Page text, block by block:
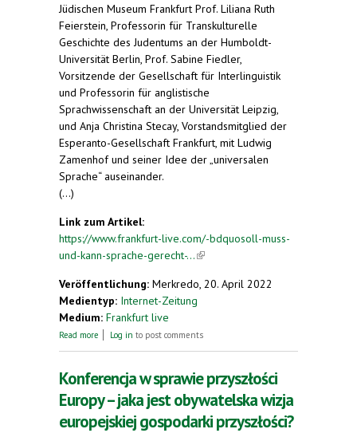
Jüdischen Museum Frankfurt Prof. Liliana Ruth
Feierstein, Professorin für Transkulturelle
Geschichte des Judentums an der Humboldt-
Universität Berlin, Prof. Sabine Fiedler,
Vorsitzende der Gesellschaft für Interlinguistik
und Professorin für anglistische
Sprachwissenschaft an der Universität Leipzig,
und Anja Christina Stecay, Vorstandsmitglied der
Esperanto-Gesellschaft Frankfurt, mit Ludwig
Zamenhof und seiner Idee der „universalen
Sprache“ auseinander.
(...)
Link zum Artikel:
https://www.frankfurt-live.com/-bdquosoll-muss-
und-kann-sprache-gerecht-...(link is external)
Veröffentlichung: Merkredo, 20. April 2022
Medientyp: Internet-Zeitung
Medium: Frankfurt live
Read more about „Soll, muss und kann Sprache gerecht sein?“
Log in to post comments
Konferencja w sprawie przyszłości
Europy – jaka jest obywatelska wizja
europejskiej gospodarki przyszłości?